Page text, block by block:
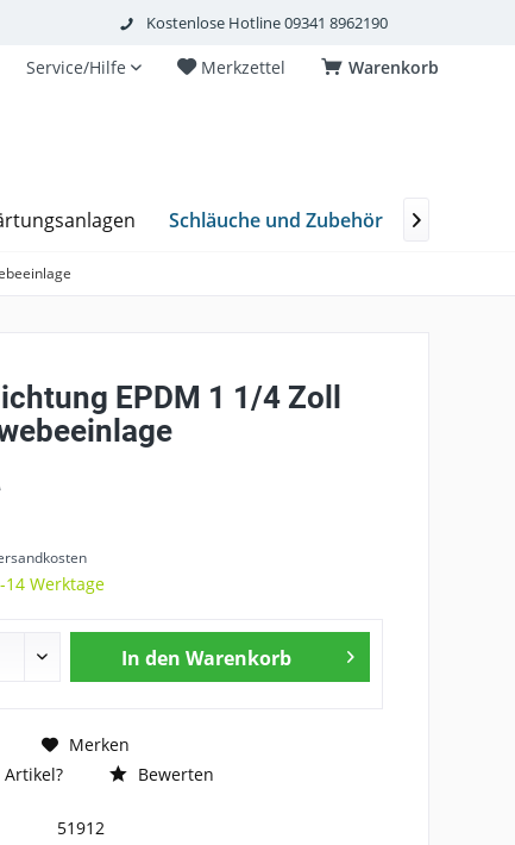
Kostenlose Hotline 09341 8962190
Warenkorb
Merkzettel
Service/Hilfe
Schläuche und Zubehör Plurafit

EPDM 1 1/4 Zoll
Werktage
In den Warenkorb
Merken
Artikel?
Bewerten
51912